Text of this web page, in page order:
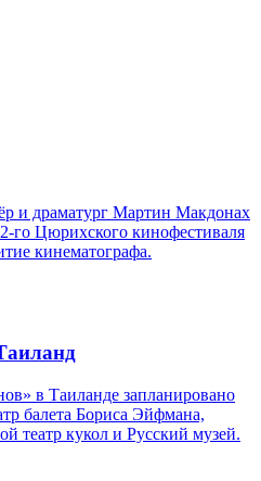
и драматург Мартин Макдонах
го Цюрихского кинофестиваля
кинематографа.
в Таиланде запланировано
балета Бориса Эйфмана,
театр кукол и Русский музей.